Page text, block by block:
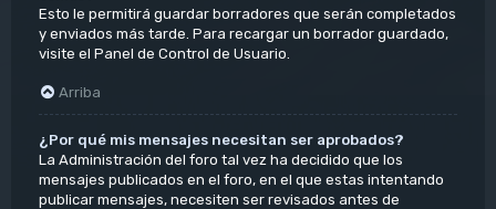
Esto le permitirá guardar borradores que serán completados
y enviados más tarde. Para recargar un borrador guardado,
visite el Panel de Control de Usuario.
Arriba
¿Por qué mis mensajes necesitan ser aprobados?
La Administración del foro tal vez ha decidido que los
mensajes publicados en el foro, en el que estas intentando
publicar mensajes, necesiten ser revisados antes de